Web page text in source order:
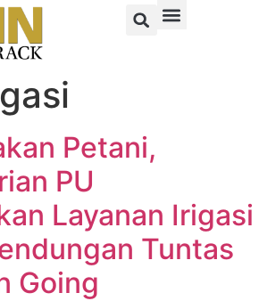
Petani,
PU
Layanan Irigasi
Tuntas
Going